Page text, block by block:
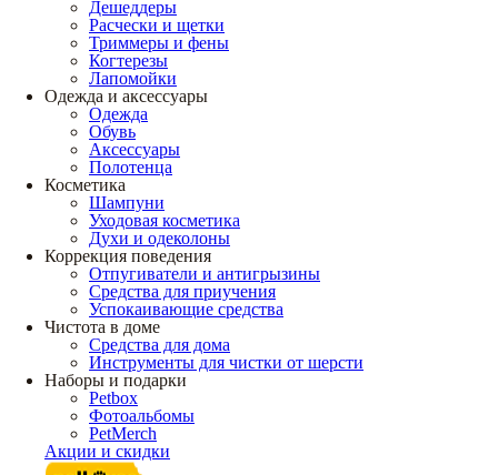
Дешеддеры
Расчески и щетки
Триммеры и фены
Когтерезы
Лапомойки
Одежда и аксессуары
Одежда
Обувь
Аксессуары
Полотенца
Косметика
Шампуни
Уходовая косметика
Духи и одеколоны
Коррекция поведения
Отпугиватели и антигрызины
Средства для приучения
Успокаивающие средства
Чистота в доме
Средства для дома
Инструменты для чистки от шерсти
Наборы и подарки
Petbox
Фотоальбомы
PetMerch
Акции и скидки